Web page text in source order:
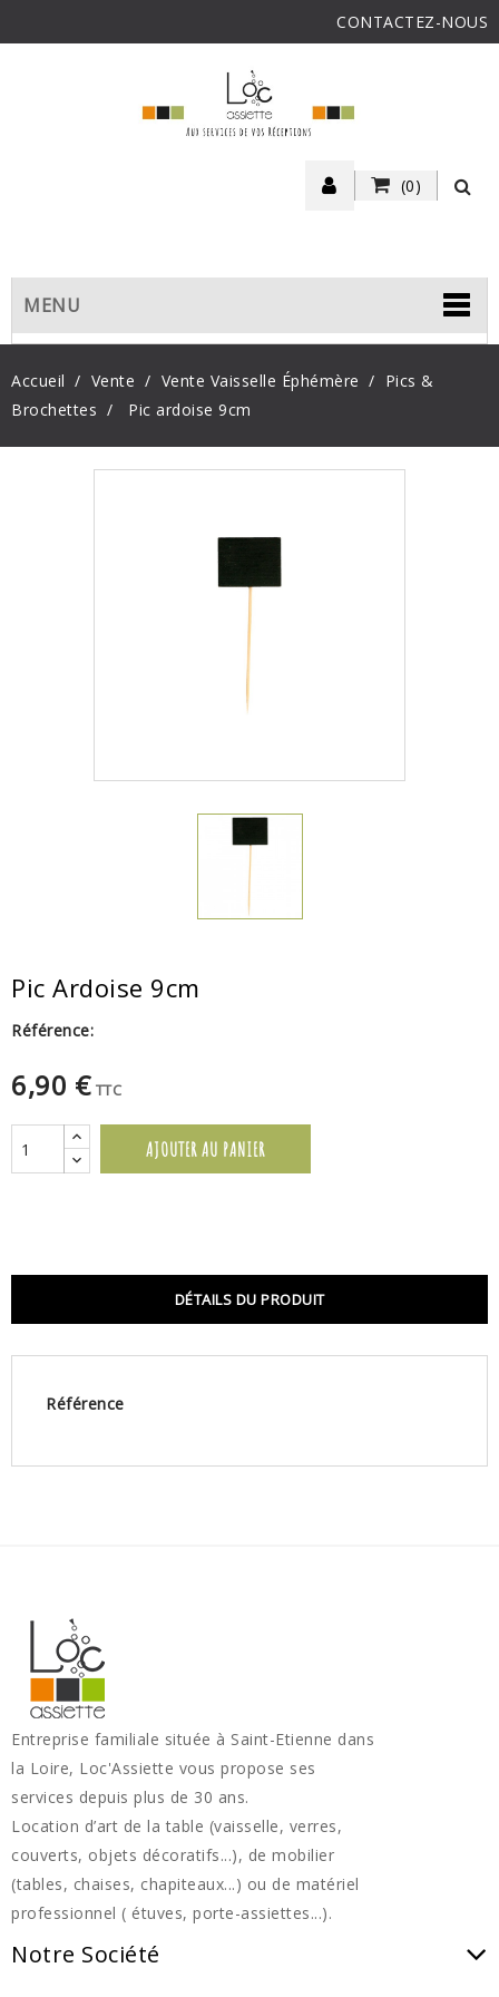
CONTACTEZ-NOUS
(0)
MENU
Accueil Vente Vente Vaisselle Éphémère
Pics &
Brochettes
Pic ardoise 9cm
Pic Ardoise 9cm
Référence:
6,90 € TTC
AJOUTER AU PANIER
DÉTAILS DU PRODUIT
Référence
Entreprise familiale située à Saint-Etienne dans
la Loire, Loc'Assiette vous propose ses
services depuis plus de 30 ans.
Location d’art de la table (vaisselle, verres,
couverts, objets décoratifs...), de mobilier
(tables, chaises, chapiteaux...) ou de matériel
professionnel ( étuves, porte-assiettes...).
Notre Société